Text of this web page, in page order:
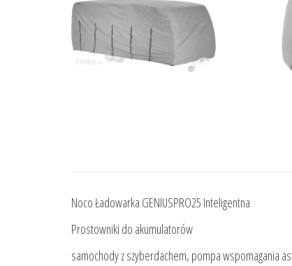
Noco Ładowarka GENIUSPRO25 Inteligentna
Prostowniki do akumulatorów
samochody z szyberdachem, pompa wspomagania